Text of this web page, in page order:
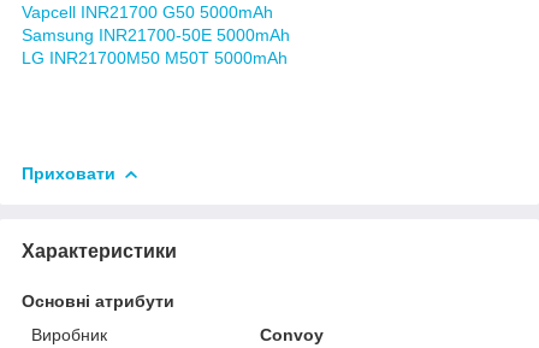
Vapcell INR21700 G50 5000mAh
Samsung INR21700-50E 5000mAh
LG INR21700M50 M50T 5000mAh
Приховати
Характеристики
Основні атрибути
Виробник
Convoy